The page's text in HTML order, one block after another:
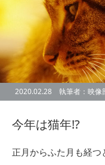
2020.02.28 執筆者：映像
今年は猫年!?
正月からふた月も経